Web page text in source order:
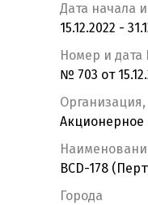
Дата начала
15.12.2022 -
Номер и дата
№ 703 от
BCD-178
Города